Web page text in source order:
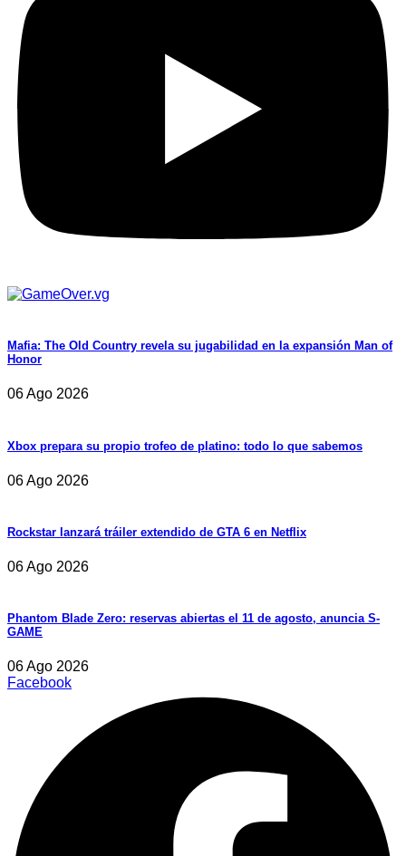
Mafia: The Old Country revela su jugabilidad en la expansión Man of
Honor
06 Ago 2026
Xbox prepara su propio trofeo de platino: todo lo que sabemos
06 Ago 2026
Rockstar lanzará tráiler extendido de GTA 6 en Netflix
06 Ago 2026
Phantom Blade Zero: reservas abiertas el 11 de agosto, anuncia S-
GAME
06 Ago 2026
Facebook